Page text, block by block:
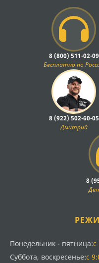
её рассчитанность на
эксплуатацию в
шлицевые соединения
позволяют
момент без потери
функционирование
равномерного
Основные
В ассортименте
элементы для ремонта
Карданные валы в
Крестовины
Шлицевые втулки и
Уплотнительные
Каждая деталь
8 (800) 511-02-09
Бесплатно по
8 (922) 502-60-05
Дмитрий
8
Понедельник - пятница:с
Суббота, воскресенье:с